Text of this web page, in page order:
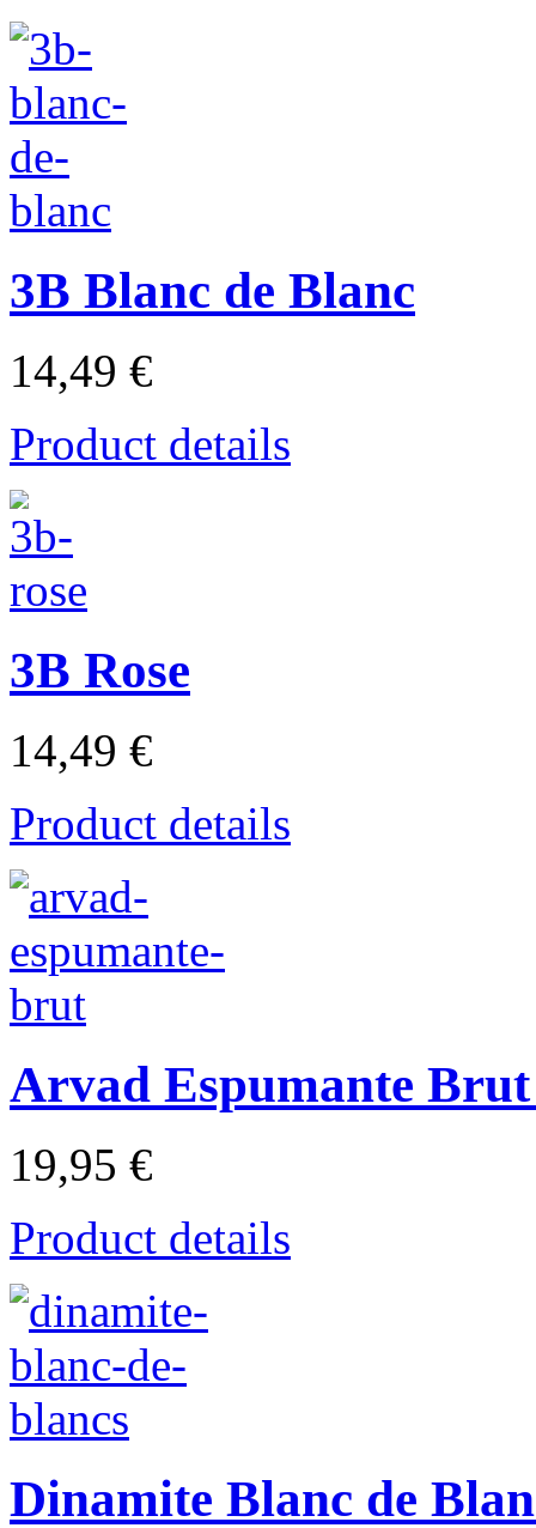
3B Blanc de Blanc
14,49 €
Product details
3B Rose
14,49 €
Product details
Arvad Espumante
19,95 €
Product details
Dinamite Blanc de